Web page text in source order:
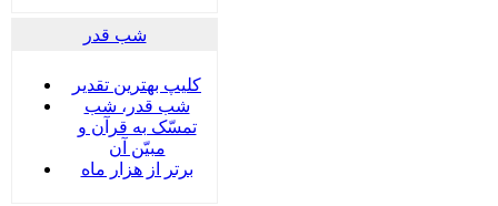
شب قدر
کلیپ بهترین تقدیر
شب قدر، شب
تمسّک به قرآن و
مبیّن آن
برتر از هزار ماه